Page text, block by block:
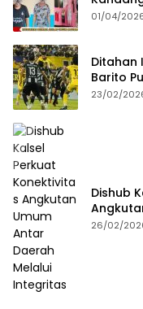
01/04/
Ditahan
Barito
23/02/
Dishub
26/02/